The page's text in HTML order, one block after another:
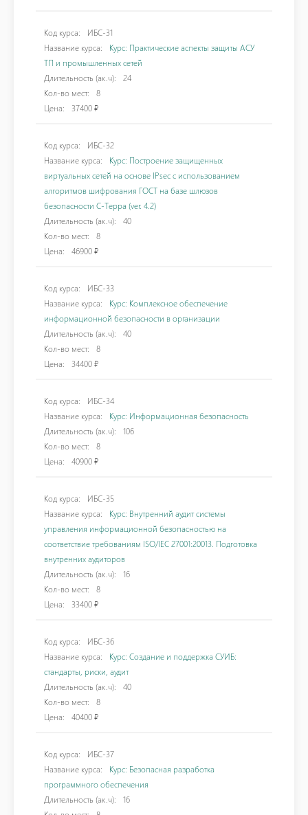
Код курса:
ИБС-31
Название курса:
Курс: Практические аспекты защиты АСУ
ТП и промышленных сетей
Длительность (ак.ч):
24
Кол-во мест:
8
Цена:
37400 ₽
Код курса:
ИБС-32
Название курса:
Курс: Построение защищенных
виртуальных сетей на основе IPsec с использованием
алгоритмов шифрования ГОСТ на базе шлюзов
безопасности С-Терра (ver. 4.2)
Длительность (ак.ч):
40
Кол-во мест:
8
Цена:
46900 ₽
Код курса:
ИБС-33
Название курса:
Курс: Комплексное обеспечение
информационной безопасности в организации
Длительность (ак.ч):
40
Кол-во мест:
8
Цена:
34400 ₽
Код курса:
ИБС-34
Название курса:
Курс: Информационная безопасность
Длительность (ак.ч):
106
Кол-во мест:
8
Цена:
40900 ₽
Код курса:
ИБС-35
Название курса:
Курс: Внутренний аудит системы
управления информационной безопасностью на
соответствие требованиям ISO/IEC 27001:20013. Подготовка
внутренних аудиторов
Длительность (ак.ч):
16
Кол-во мест:
8
Цена:
33400 ₽
Код курса:
ИБС-36
Название курса:
Курс: Создание и поддержка СУИБ:
стандарты, риски, аудит
Длительность (ак.ч):
40
Кол-во мест:
8
Цена:
40400 ₽
Код курса:
ИБС-37
Название курса:
Курс: Безопасная разработка
программного обеспечения
Длительность (ак.ч):
16